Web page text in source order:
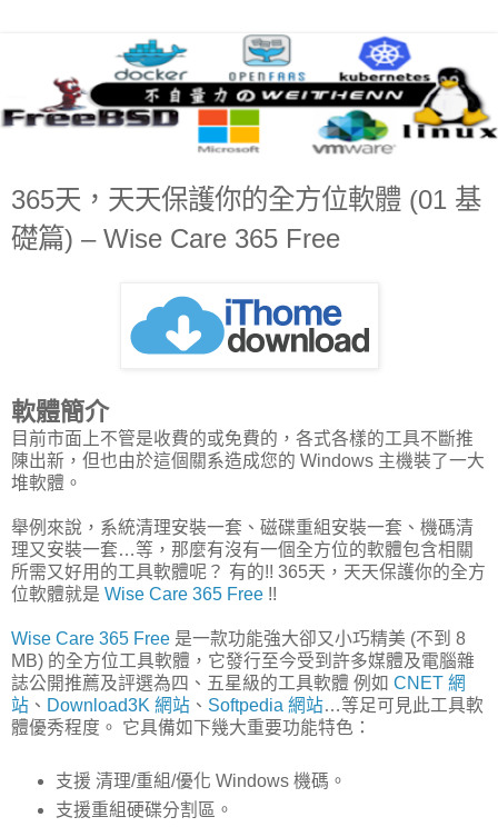
365天，天天保護你的全方位軟體 (01 基
礎篇) – Wise Care 365 Free
軟體簡介
目前市面上不管是收費的或免費的，各式各樣的工具不斷推
陳出新，但也由於這個關系造成您的 Windows 主機裝了一大
堆軟體。
舉例來說，系統清理安裝一套、磁碟重組安裝一套、機碼清
理又安裝一套…等，那麼有沒有一個全方位的軟體包含相關
所需又好用的工具軟體呢？ 有的!! 365天，天天保護你的全方
位軟體就是 Wise Care 365 Free !!
Wise Care 365 Free 是一款功能強大卻又小巧精美 (不到 8
MB) 的全方位工具軟體，它發行至今受到許多媒體及電腦雜
誌公開推薦及評選為四、五星級的工具軟體 例如 CNET 網
站 、 Download3K 網站 、 Softpedia 網站…等足可見此工具軟
體優秀程度。 它具備如下幾大重要功能特色：
支援 清理/重組/優化 Windows 機碼。
支援重組硬碟分割區。